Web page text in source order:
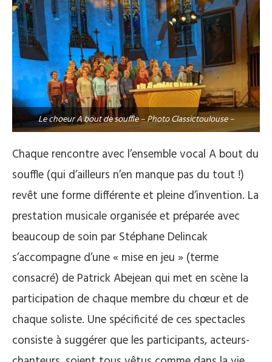
Le choeur A bout de souffle – Photo Classictoulouse –
Chaque rencontre avec l’ensemble vocal A bout du
souffle (qui d’ailleurs n’en manque pas du tout !)
revêt une forme différente et pleine d’invention. La
prestation musicale organisée et préparée avec
beaucoup de soin par Stéphane Delincak
s’accompagne d’une « mise en jeu » (terme
consacré) de Patrick Abejean qui met en scène la
participation de chaque membre du chœur et de
chaque soliste. Une spécificité de ces spectacles
consiste à suggérer que les participants, acteurs-